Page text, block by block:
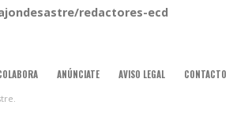
redactores-ecd
ANÚNCIATE AVISO LEGAL CONTACTO